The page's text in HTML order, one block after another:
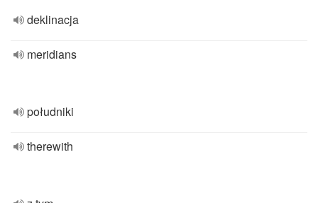
deklinacja
meridians
południki
therewith